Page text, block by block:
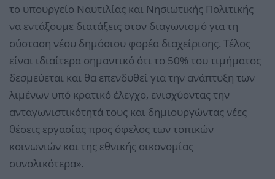
το υπουργείο Ναυτιλίας και Νησιωτικής Πολιτικής
να εντάξουμε διατάξεις στον διαγωνισμό για τη
σύσταση νέου δημόσιου φορέα διαχείρισης. Τέλος
είναι ιδιαίτερα σημαντικό ότι το 50% του τιμήματος
δεσμεύεται και θα επενδυθεί για την ανάπτυξη των
λιμένων υπό κρατικό έλεγχο, ενισχύοντας την
ανταγωνιστικότητά τους και δημιουργώντας νέες
θέσεις εργασίας προς όφελος των τοπικών
κοινωνιών και της εθνικής οικονομίας
συνολικότερα».